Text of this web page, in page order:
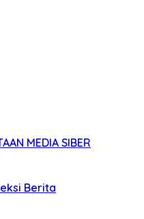
MEDIA SIBER
Berita